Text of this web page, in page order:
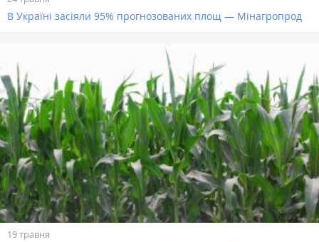
В Україні засіяли 95% прогнозованих площ — Мінагропрод
19 травня